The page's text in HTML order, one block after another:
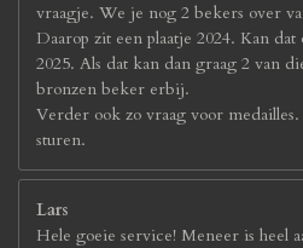
vraagje. We je nog 2 bekers over
Daarop zit een plaatje 2024. Kan
2025. Als dat kan dan graag 2 van
bronzen beker erbij.
Verder ook zo vraag voor
sturen.
Lars
Hele goeie service! Meneer is heel